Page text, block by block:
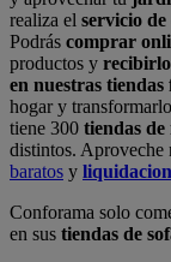
realiza el servicio
Podrás comprar
productos y
en nuestras tiendas
hogar y
tiene 300 tiendas de
distintos. Aproveche
baratos y
Conforama solo
en sus tiendas de